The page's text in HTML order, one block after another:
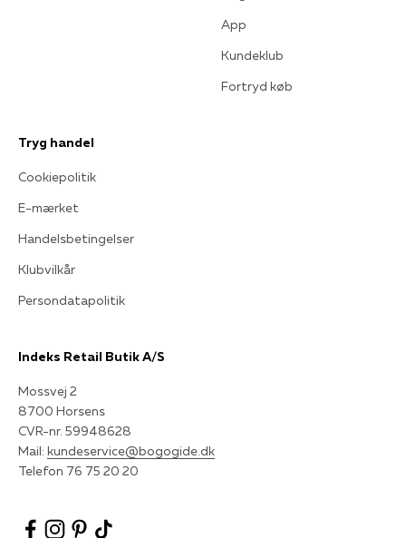
App
Kundeklub
Fortryd køb
Tryg handel
Cookiepolitik
E-mærket
Handelsbetingelser
Klubvilkår
Persondatapolitik
Indeks Retail Butik A/S
Mossvej 2
8700 Horsens
CVR-nr. 59948628
Mail: kundeservice@bogogide.dk
Telefon 76 75 20 20